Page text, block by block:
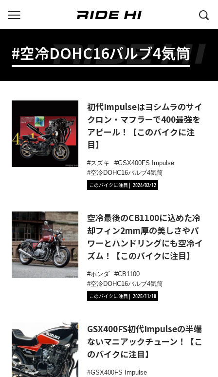
#空冷DOHC16バルブ4気筒
初代Impulseはヨシムラのサイ
クロン・マフラーで400最強を
アピール！【このバイクに注
目】
スズキ
GSX400FS Impulse
空冷DOHC16バルブ4気筒
このバイクに注目
2026/02/12
空冷最後のCB1100に込めた冷
却フィン2mm厚の美しさやパ
ワーとハンドリングにも空冷イ
ズム！【このバイクに注目】
ホンダ
CB1100
空冷DOHC16バルブ4気筒
このバイクに注目
2025/11/10
GSX400FS初代Impulseの半端
ないマニアックチューン！【こ
のバイクに注目】
GSX400FS Impulse